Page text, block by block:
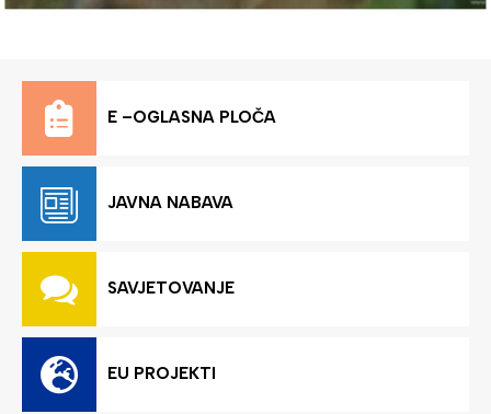
E –OGLASNA PLOČA
JAVNA NABAVA
SAVJETOVANJE
EU PROJEKTI